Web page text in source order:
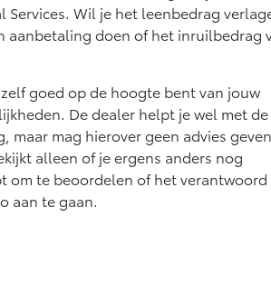
Services. Wil je het leenbedrag
aanbetaling doen of het inruilbedrag
goed op de hoogte bent van jouw
De dealer helpt je wel met de
maar mag hierover geen advies
alleen of je ergens anders nog
om te beoordelen of het verantwoord
aan te gaan.